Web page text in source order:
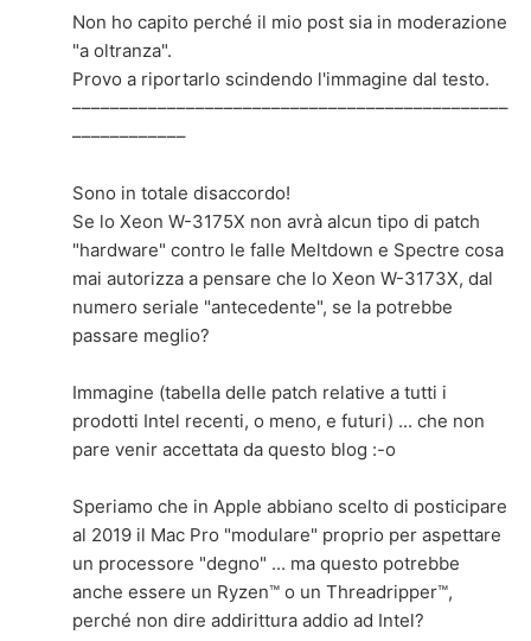
Non ho capito perché il mio post sia in moderazione
"a oltranza".
Provo a riportarlo scindendo l'immagine dal testo.
––––––––––––––––––––––––––––––––––––––––––––––
––––––––––––
Sono in totale disaccordo!
Se lo Xeon W-3175X non avrà alcun tipo di patch
"hardware" contro le falle Meltdown e Spectre cosa
mai autorizza a pensare che lo Xeon W-3173X, dal
numero seriale "antecedente", se la potrebbe
passare meglio?
Immagine (tabella delle patch relative a tutti i
prodotti Intel recenti, o meno, e futuri) ... che non
pare venir accettata da questo blog :-o
Speriamo che in Apple abbiano scelto di posticipare
al 2019 il Mac Pro "modulare" proprio per aspettare
un processore "degno" ... ma questo potrebbe
anche essere un Ryzen™ o un Threadripper™,
perché non dire addirittura addio ad Intel?